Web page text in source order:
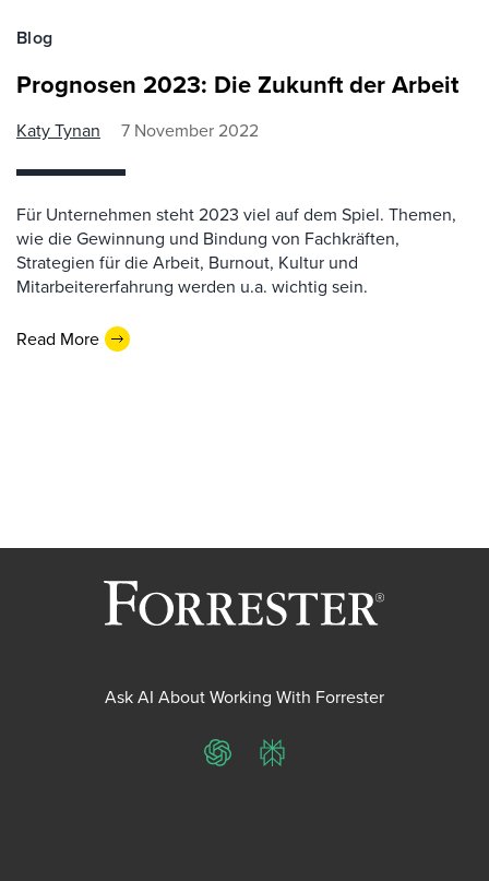
Blog
Prognosen 2023: Die Zukunft der Arbeit
Katy Tynan 7 November 2022
Für Unternehmen steht 2023 viel auf dem Spiel. Themen,
wie die Gewinnung und Bindung von Fachkräften,
Strategien für die Arbeit, Burnout, Kultur und
Mitarbeitererfahrung werden u.a. wichtig sein.
Read More
Ask AI About Working With Forrester
ChatGPTPerplexity